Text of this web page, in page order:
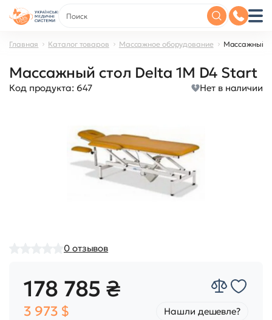
Главная Каталог товаров Массажное оборудование Массажный
Массажный стол Delta 1M D4 Start
Код продукта: 647 Нет в наличии
0 отзывов
178 785 ₴
3 973 $ Нашли дешевле?